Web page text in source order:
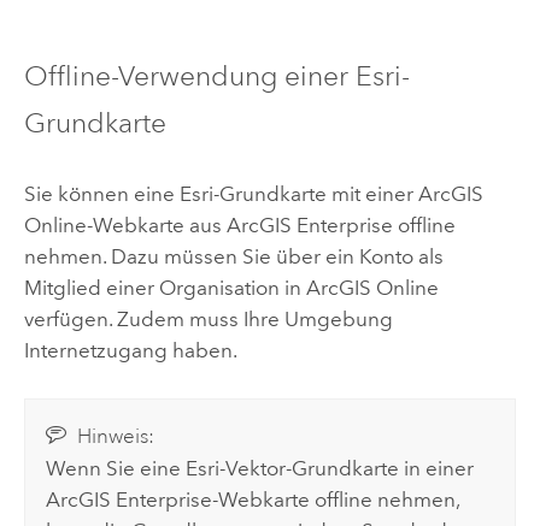
Offline-Verwendung einer Esri-
Grundkarte
Sie können eine Esri-Grundkarte mit einer ArcGIS
Online-Webkarte aus ArcGIS Enterprise offline
nehmen. Dazu müssen Sie über ein Konto als
Mitglied einer Organisation in ArcGIS Online
verfügen. Zudem muss Ihre Umgebung
Internetzugang haben.
Hinweis:
Wenn Sie eine Esri-Vektor-Grundkarte in einer
ArcGIS Enterprise-Webkarte offline nehmen,